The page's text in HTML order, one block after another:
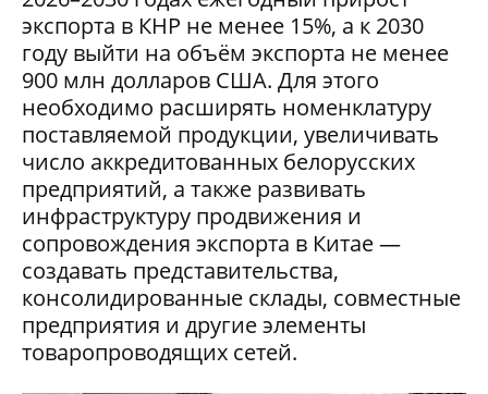
экспорта в КНР не менее 15%, а к 2030
году выйти на объём экспорта не менее
900 млн долларов США. Для этого
необходимо расширять номенклатуру
поставляемой продукции, увеличивать
число аккредитованных белорусских
предприятий, а также развивать
инфраструктуру продвижения и
сопровождения экспорта в Китае —
создавать представительства,
консолидированные склады, совместные
предприятия и другие элементы
товаропроводящих сетей.